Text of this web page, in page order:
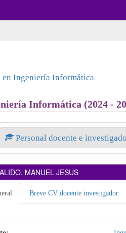
en Ingeniería Informática
Informática (2024 -
Personal docente e
MANUEL JESUS
Breve CV docente investigador